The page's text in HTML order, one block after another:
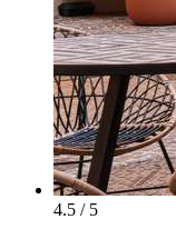
4.5 / 5